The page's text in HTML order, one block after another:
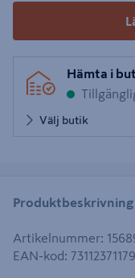
Hämta i
Välj butik
Produktbeskrivning
Artikelnummer:
EAN-kod: